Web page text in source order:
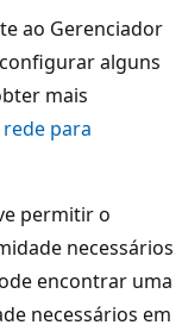
ao Gerenciador
alguns
mais
para
permitir o
necessários
encontrar uma
necessários em